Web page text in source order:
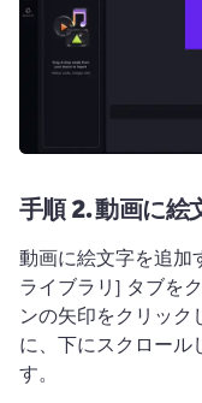
手順 2.動画に絵
動画に絵文字を追加
ライブラリ] タブを
ンの矢印をクリック
に、下にスクロール
す。